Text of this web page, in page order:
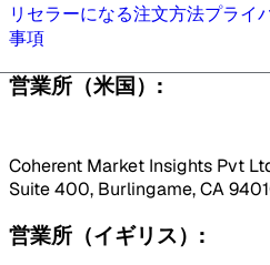
リセラーになる注文方法プライ
事項
営業所（米国）:
Coherent Market Insights Pvt
Suite 400, Burlingame, CA
営業所（イギリス）: